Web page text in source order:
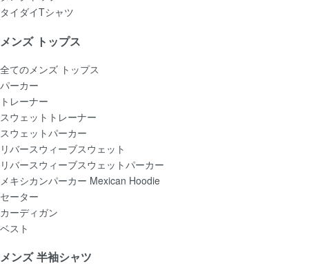
タイダイTシャツ
メンズ トップス
全てのメンズ トップス
パーカー
トレーナー
スウェットトレーナー
スウェットパーカー
リバースウィーブスウェット
リバースウィーブスウェットパーカー
メキシカンパーカー Mexican Hoodie
セーター
カーディガン
ベスト
メンズ 半袖シャツ